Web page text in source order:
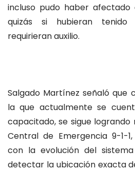
incluso pudo haber afectado
quizás si hubieran
requirieran auxilio.
Salgado Martínez señaló que
la que actualmente se
capacitado, se sigue
Central de Emergencia 9-1-
con la evolución del
detectar la ubicación exacta